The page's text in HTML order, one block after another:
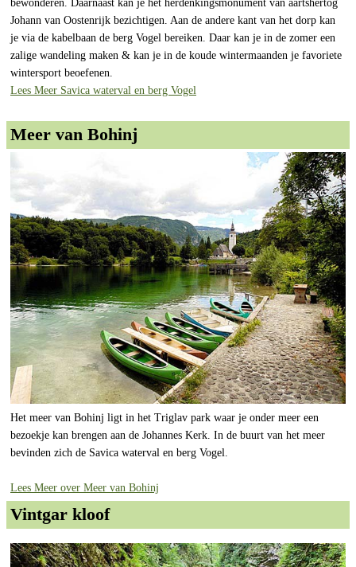
bewonderen. Daarnaast kan je het herdenkingsmonument van aartshertog
Johann van Oostenrijk bezichtigen. Aan de andere kant van het dorp kan
je via de kabelbaan de berg Vogel bereiken. Daar kan je in de zomer een
zalige wandeling maken & kan je in de koude wintermaanden je favoriete
wintersport beoefenen.
Lees Meer Savica waterval en berg Vogel
Meer van Bohinj
Het meer van Bohinj ligt in het Triglav park waar je onder meer een
bezoekje kan brengen aan de Johannes Kerk. In de buurt van het meer
bevinden zich de Savica waterval en berg Vogel.
Lees Meer over Meer van Bohinj
Vintgar kloof